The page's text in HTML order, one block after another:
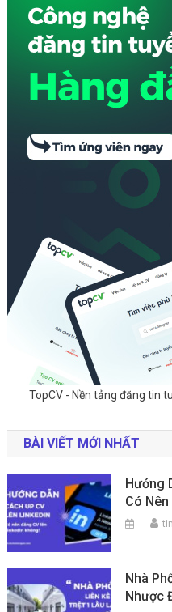
TopCV - Nền tảng đăng tin
BÀI VIẾT MỚI NHẤT
Hướng
Có
Nhà
Nhược